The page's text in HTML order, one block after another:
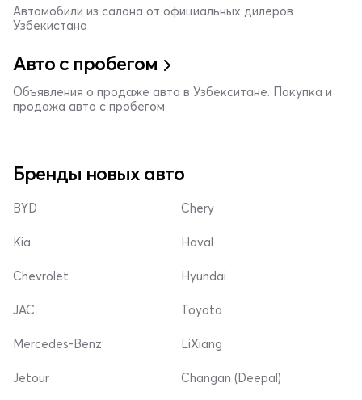
Автомобили из салона от официальных дилеров
Узбекистана
Авто с пробегом
Объявления о продаже авто в Узбекситане. Покупка и
продажа авто с пробегом
Бренды новых авто
BYD
Kia
Chevrolet
Chery
Haval
Hyundai
JAC
Mercedes-Benz
Jetour
Toyota
LiXiang
Changan (Deepal)